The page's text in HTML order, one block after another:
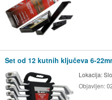
Set od 12 kutnih ključeva 6-
Lokacija:
Objavljen: